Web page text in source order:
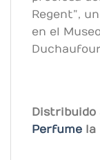
Regent”,
en el
Distribuido
Perfume